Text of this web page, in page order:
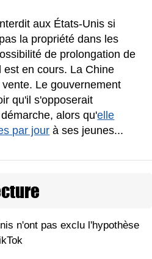
aux États-Unis si
la propriété dans les
de prolongation de
en cours. La Chine
Le gouvernement
qu'il s'opposerait
alors qu'elle
par jour à ses jeunes...
n'ont pas exclu l'hypothèse